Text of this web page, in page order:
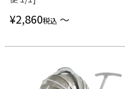
¥2,860税込 〜